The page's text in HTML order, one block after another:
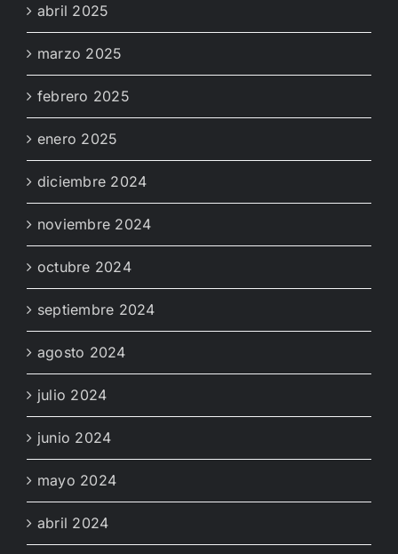
abril 2025
marzo 2025
febrero 2025
enero 2025
diciembre 2024
noviembre 2024
octubre 2024
septiembre 2024
agosto 2024
julio 2024
junio 2024
mayo 2024
abril 2024